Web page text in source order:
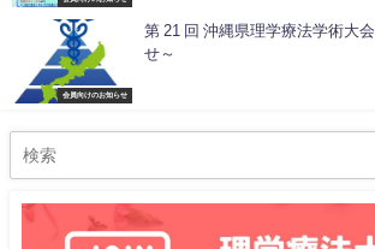
会員向けのお知らせ
第 21 回 沖縄県理学療法学術⼤会 ～開催延期のお知ら
せ～